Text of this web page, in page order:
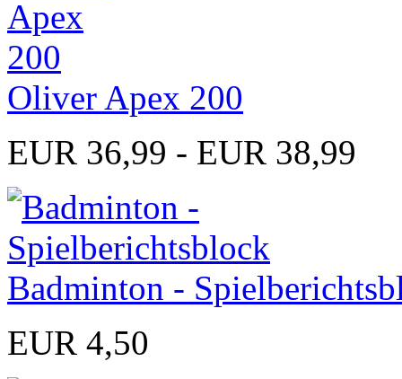
Oliver Apex 200
EUR 36,99 - EUR 38,99
Badminton -
EUR 4,50